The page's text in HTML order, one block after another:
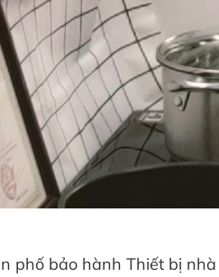
phố bảo hành Thiết bị